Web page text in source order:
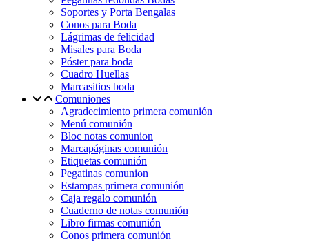
Soportes y Porta Bengalas
Conos para Boda
Lágrimas de felicidad
Misales para Boda
Póster para boda
Cuadro Huellas
Marcasitios boda
Comuniones
Agradecimiento primera comunión
Menú comunión
Bloc notas comunion
Marcapáginas comunión
Etiquetas comunión
Pegatinas comunion
Estampas primera comunión
Caja regalo comunión
Cuaderno de notas comunión
Libro firmas comunión
Conos primera comunión